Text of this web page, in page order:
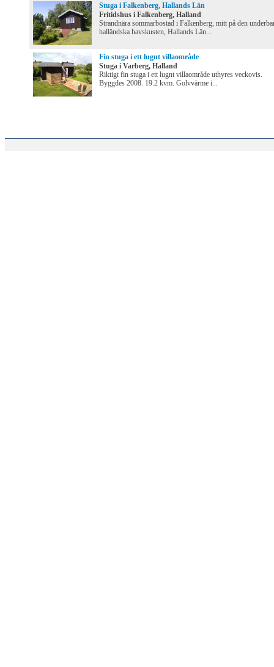
Stuga i Falkenberg, Hallands Län
Fritidshus i Falkenberg, Halland
Strandnära sommarbostad i Falkenberg, mitt på den
halländska havskusten, Hallands Län...
Fin stuga i ett lugnt villaområde
Stuga i Varberg, Halland
Riktigt fin stuga i ett lugnt villaområde uthyres veckovis.
Byggdes 2008. 19.2 kvm. Golvvärme i...